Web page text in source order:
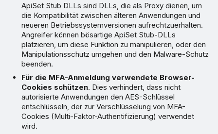
ApiSet Stub DLLs sind DLLs, die als Proxy dienen, um
die Kompatibilität zwischen älteren Anwendungen und
neueren Betriebssystemversionen aufrechtzuerhalten.
Angreifer können bösartige ApiSet Stub-DLLs
platzieren, um diese Funktion zu manipulieren, oder den
Manipulationsschutz umgehen und den Malware-Schutz
beenden.
Für die MFA-Anmeldung verwendete Browser-
Cookies schützen. Dies verhindert, dass nicht
autorisierte Anwendungen den AES-Schlüssel
entschlüsseln, der zur Verschlüsselung von MFA-
Cookies (Multi-Faktor-Authentifizierung) verwendet
wird.